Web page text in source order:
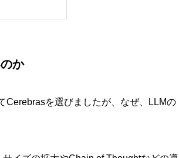
か
Cerebrasを選びましたが、なぜ、LLMの